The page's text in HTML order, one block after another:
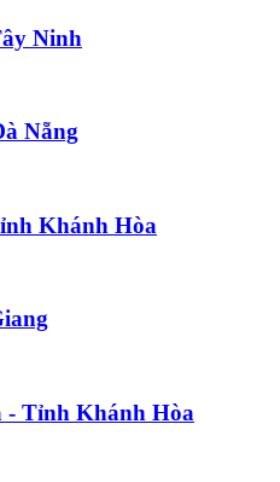
Ninh
Nẵng
Khánh Hòa
- Tỉnh Khánh Hòa